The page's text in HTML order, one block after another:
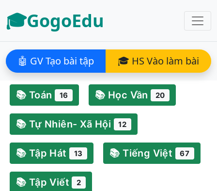
🎓GogoEdu
🤖 GV Tạo bài tập 🎓 HS Vào làm bài
📚 Toán 16 📚 Học Vần 20
📚 Tự Nhiên- Xã Hội 12
📚 Tập Hát 13 📚 Tiếng Việt 67
📚 Tập Viết 2